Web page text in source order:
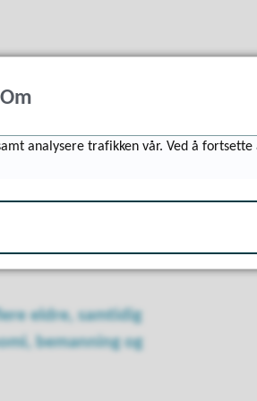
få bruker dem. Vi
eldre, samtidig
bemanning og
Om
analysere trafikken vår. Ved å fortsette